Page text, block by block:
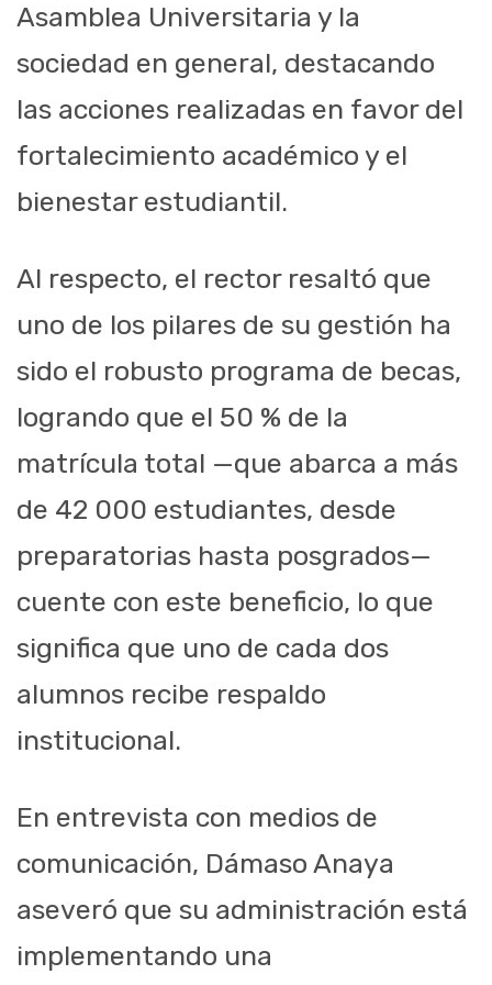
Asamblea Universitaria y la
sociedad en general, destacando
las acciones realizadas en favor del
fortalecimiento académico y el
bienestar estudiantil.
Al respecto, el rector resaltó que
uno de los pilares de su gestión ha
sido el robusto programa de becas,
logrando que el 50 % de la
matrícula total —que abarca a más
de 42 000 estudiantes, desde
preparatorias hasta posgrados—
cuente con este beneficio, lo que
significa que uno de cada dos
alumnos recibe respaldo
institucional.
En entrevista con medios de
comunicación, Dámaso Anaya
aseveró que su administración está
implementando una